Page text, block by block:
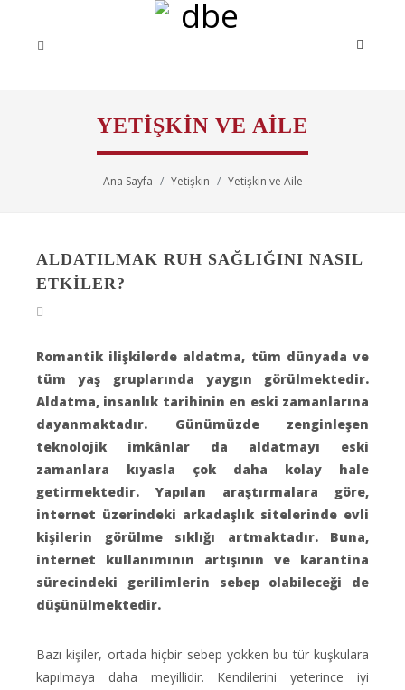
YETIŞKIN VE AILE
Ana Sayfa Yetişkin Yetişkin ve Aile
ALDATILMAK RUH SAĞLIĞINI NASIL
ETKİLER?
Romantik ilişkilerde aldatma, tüm dünyada ve
tüm yaş gruplarında yaygın görülmektedir.
Aldatma, insanlık tarihinin en eski zamanlarına
dayanmaktadır. Günümüzde zenginleşen
teknolojik imkânlar da aldatmayı eski
zamanlara kıyasla çok daha kolay hale
getirmektedir. Yapılan araştırmalara göre,
internet üzerindeki arkadaşlık sitelerinde evli
kişilerin görülme sıklığı artmaktadır. Buna,
internet kullanımının artışının ve karantina
sürecindeki gerilimlerin sebep olabileceği de
düşünülmektedir.
Bazı kişiler, ortada hiçbir sebep yokken bu tür kuşkulara
kapılmaya daha meyillidir. Kendilerini yeterince iyi